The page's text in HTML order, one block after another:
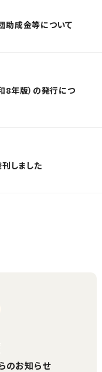
助成金等について
8年版）の発行につ
しました
のお知らせ